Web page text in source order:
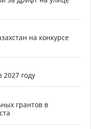
на конкурсе
2027 году
грантов в